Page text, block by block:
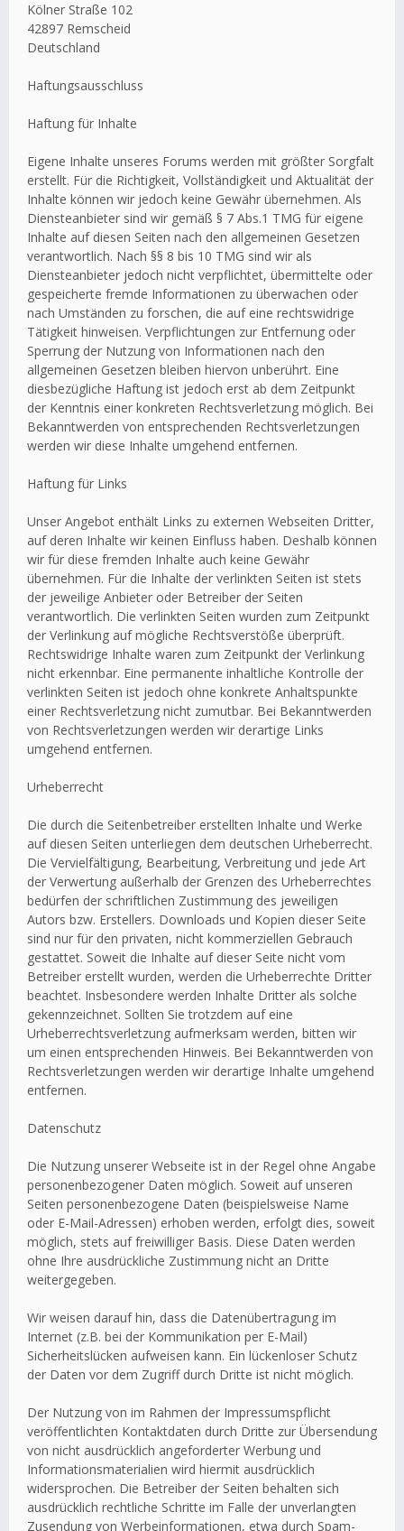
Kölner Straße 102
42897 Remscheid
Deutschland
Haftungsausschluss
Haftung für Inhalte
Eigene Inhalte unseres Forums werden mit größter Sorgfalt
erstellt. Für die Richtigkeit, Vollständigkeit und Aktualität der
Inhalte können wir jedoch keine Gewähr übernehmen. Als
Diensteanbieter sind wir gemäß § 7 Abs.1 TMG für eigene
Inhalte auf diesen Seiten nach den allgemeinen Gesetzen
verantwortlich. Nach §§ 8 bis 10 TMG sind wir als
Diensteanbieter jedoch nicht verpflichtet, übermittelte oder
gespeicherte fremde Informationen zu überwachen oder
nach Umständen zu forschen, die auf eine rechtswidrige
Tätigkeit hinweisen. Verpflichtungen zur Entfernung oder
Sperrung der Nutzung von Informationen nach den
allgemeinen Gesetzen bleiben hiervon unberührt. Eine
diesbezügliche Haftung ist jedoch erst ab dem Zeitpunkt
der Kenntnis einer konkreten Rechtsverletzung möglich. Bei
Bekanntwerden von entsprechenden Rechtsverletzungen
werden wir diese Inhalte umgehend entfernen.
Haftung für Links
Unser Angebot enthält Links zu externen Webseiten Dritter,
auf deren Inhalte wir keinen Einfluss haben. Deshalb können
wir für diese fremden Inhalte auch keine Gewähr
übernehmen. Für die Inhalte der verlinkten Seiten ist stets
der jeweilige Anbieter oder Betreiber der Seiten
verantwortlich. Die verlinkten Seiten wurden zum Zeitpunkt
der Verlinkung auf mögliche Rechtsverstöße überprüft.
Rechtswidrige Inhalte waren zum Zeitpunkt der Verlinkung
nicht erkennbar. Eine permanente inhaltliche Kontrolle der
verlinkten Seiten ist jedoch ohne konkrete Anhaltspunkte
einer Rechtsverletzung nicht zumutbar. Bei Bekanntwerden
von Rechtsverletzungen werden wir derartige Links
umgehend entfernen.
Urheberrecht
Die durch die Seitenbetreiber erstellten Inhalte und Werke
auf diesen Seiten unterliegen dem deutschen Urheberrecht.
Die Vervielfältigung, Bearbeitung, Verbreitung und jede Art
der Verwertung außerhalb der Grenzen des Urheberrechtes
bedürfen der schriftlichen Zustimmung des jeweiligen
Autors bzw. Erstellers. Downloads und Kopien dieser Seite
sind nur für den privaten, nicht kommerziellen Gebrauch
gestattet. Soweit die Inhalte auf dieser Seite nicht vom
Betreiber erstellt wurden, werden die Urheberrechte Dritter
beachtet. Insbesondere werden Inhalte Dritter als solche
gekennzeichnet. Sollten Sie trotzdem auf eine
Urheberrechtsverletzung aufmerksam werden, bitten wir
um einen entsprechenden Hinweis. Bei Bekanntwerden von
Rechtsverletzungen werden wir derartige Inhalte umgehend
entfernen.
Datenschutz
Die Nutzung unserer Webseite ist in der Regel ohne Angabe
personenbezogener Daten möglich. Soweit auf unseren
Seiten personenbezogene Daten (beispielsweise Name
oder E-Mail-Adressen) erhoben werden, erfolgt dies, soweit
möglich, stets auf freiwilliger Basis. Diese Daten werden
ohne Ihre ausdrückliche Zustimmung nicht an Dritte
weitergegeben.
Wir weisen darauf hin, dass die Datenübertragung im
Internet (z.B. bei der Kommunikation per E-Mail)
Sicherheitslücken aufweisen kann. Ein lückenloser Schutz
der Daten vor dem Zugriff durch Dritte ist nicht möglich.
Der Nutzung von im Rahmen der Impressumspflicht
veröffentlichten Kontaktdaten durch Dritte zur Übersendung
von nicht ausdrücklich angeforderter Werbung und
Informationsmaterialien wird hiermit ausdrücklich
widersprochen. Die Betreiber der Seiten behalten sich
ausdrücklich rechtliche Schritte im Falle der unverlangten
Zusendung von Werbeinformationen, etwa durch Spam-